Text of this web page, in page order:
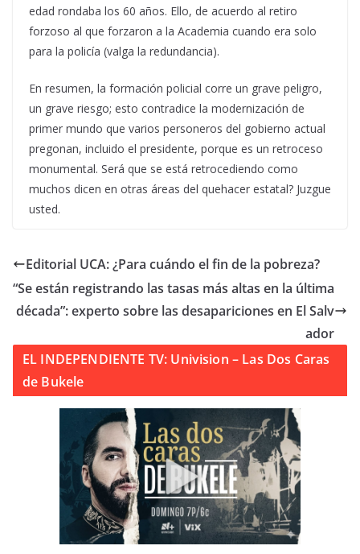
edad rondaba los 60 años. Ello, de acuerdo al retiro
forzoso al que forzaron a la Academia cuando era solo
para la policía (valga la redundancia).
En resumen, la formación policial corre un grave peligro,
un grave riesgo; esto contradice la modernización de
primer mundo que varios personeros del gobierno actual
pregonan, incluido el presidente, porque es un retroceso
monumental. Será que se está retrocediendo como
muchos dicen en otras áreas del quehacer estatal? Juzgue
usted.
Editorial UCA: ¿Para cuándo el fin de la pobreza?
“Se están registrando las tasas más altas en la última
década”: experto sobre las desapariciones en El Salv
ador
EL INDEPENDIENTE TV: Univision – Las Dos Caras
de Bukele